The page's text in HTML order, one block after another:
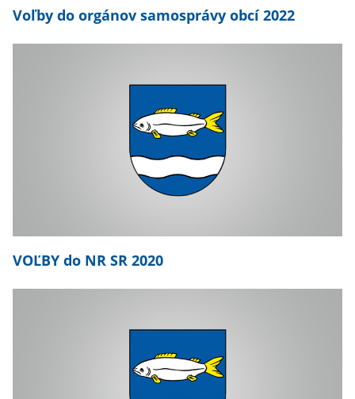
Voľby do orgánov samosprávy obcí 2022
VOĽBY do NR SR 2020